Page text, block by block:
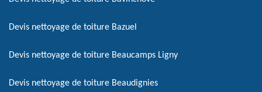
Devis nettoyage de toiture Bazuel
Devis nettoyage de toiture Beaucamps Ligny
Devis nettoyage de toiture Beaudignies